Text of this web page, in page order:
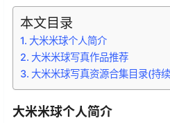
本文目录
大米米球个人简介
大米米球写真作品推荐
大米米球写真资源合集目录(持
大米米球个人简介